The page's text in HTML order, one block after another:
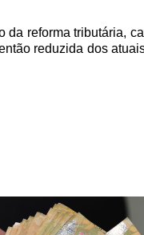
reforma tributária,
reduzida dos